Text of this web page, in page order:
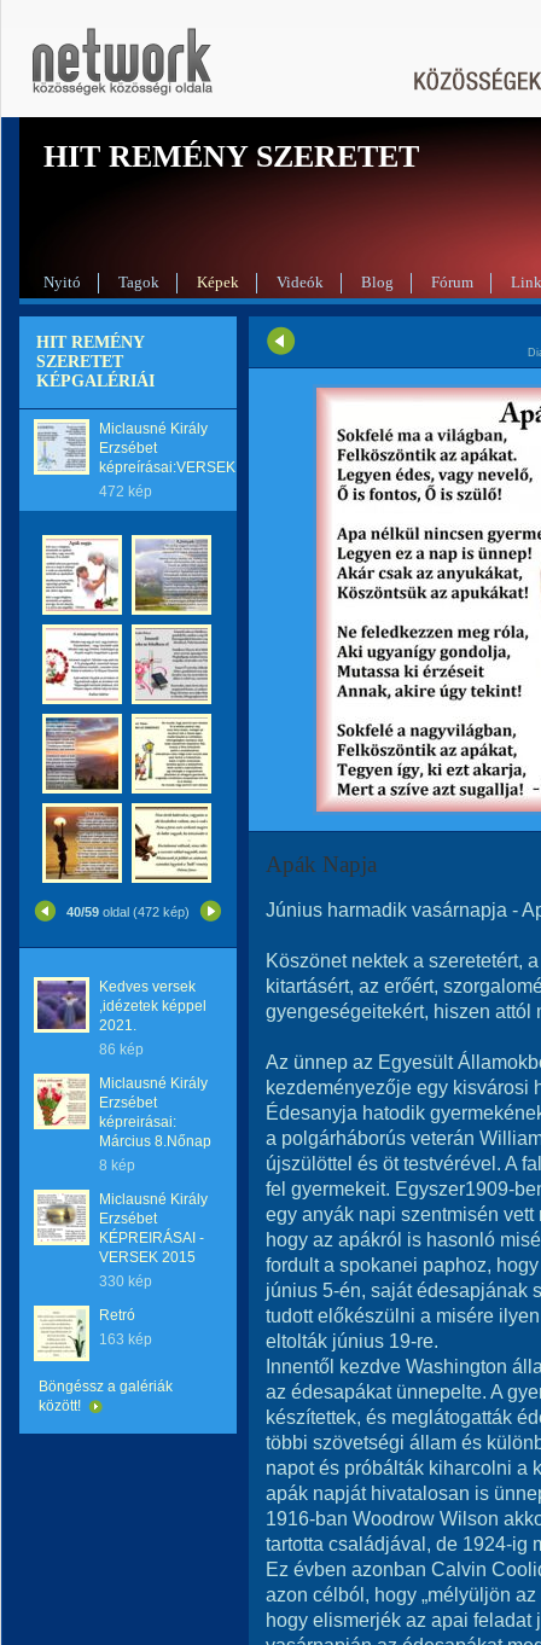
HIT REMÉNY SZERETET
Nyitó Tagok Képek Videók Blog Fórum
HIT REMÉNY
SZERETET
KÉPGALÉRIÁI
Miclausné Király
Erzsébet
képreírásai:VERSEK
472 kép
40/59 oldal (472 kép)
Kedves versek
,idézetek képpel
2021.
86 kép
Miclausné Király
Erzsébet
képreirásai:
Március 8.Nőnap
8 kép
Miclausné Király
Erzsébet
KÉPREIRÁSAI -
VERSEK 2015
330 kép
Retró
163 kép
Böngéssz a galériák
között!
Apák Napja
Június harmadik vasárnapja -
Köszönet nektek a szeretetért,
kitartásért, az erőért,
gyengeségeitekért, hiszen attól
Az ünnep az Egyesült
kezdeményezője egy kisvárosi
Édesanyja hatodik
a polgárháborús veterán
újszülöttel és öt testvérével. A
fel gyermekeit. Egyszer1909-
egy anyák napi szentmisén
hogy az apákról is hasonló
fordult a spokanei paphoz,
június 5-én, saját édesapjának
tudott előkészülni a misére
eltolták június 19-re.
Innentől kezdve Washington
az édesapákat ünnepelte. A
készítettek, és meglátogatták
többi szövetségi állam és
napot és próbálták kiharcolni a
apák napját hivatalosan is
1916-ban Woodrow Wilson
tartotta családjával, de 1924-ig
Ez évben azonban Calvin
azon célból, hogy „mélyüljön
hogy elismerjék az apai feladat